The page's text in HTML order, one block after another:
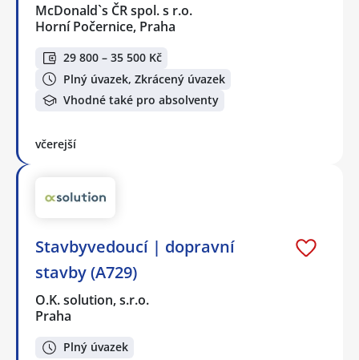
McDonald`s ČR spol. s r.o.
Horní Počernice, Praha
29 800 – 35 500 Kč
Plný úvazek, Zkrácený úvazek
Vhodné také pro absolventy
včerejší
Stavbyvedoucí | dopravní
stavby (A729)
O.K. solution, s.r.o.
Praha
Plný úvazek